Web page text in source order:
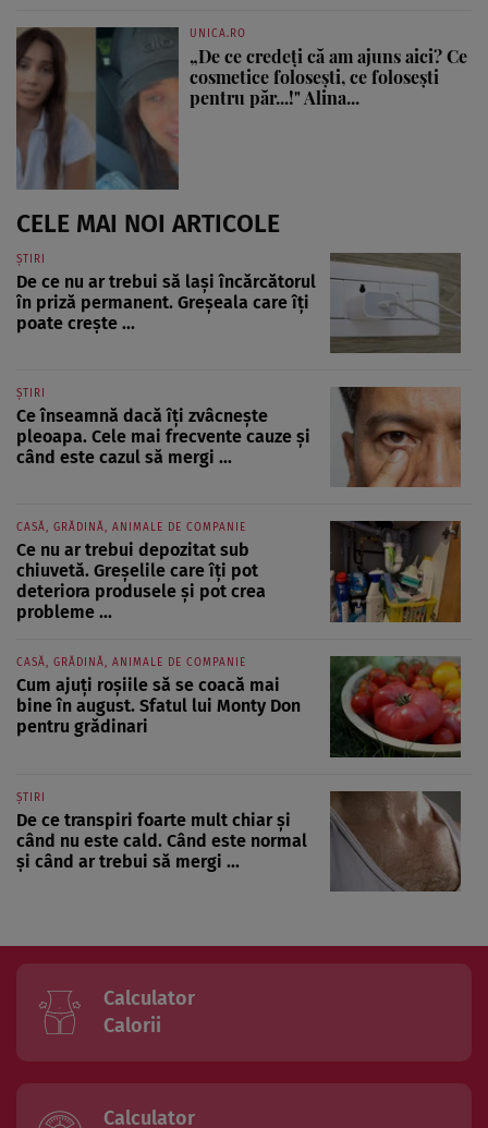
UNICA.RO
„De ce credeți că am ajuns aici? Ce
cosmetice folosești, ce folosești
pentru păr...!" Alina...
CELE MAI NOI ARTICOLE
ȘTIRI
De ce nu ar trebui să lași încărcătorul
în priză permanent. Greșeala care îți
poate crește ...
ȘTIRI
Ce înseamnă dacă îți zvâcnește
pleoapa. Cele mai frecvente cauze și
când este cazul să mergi ...
CASĂ, GRĂDINĂ, ANIMALE DE COMPANIE
Ce nu ar trebui depozitat sub
chiuvetă. Greșelile care îți pot
deteriora produsele și pot crea
probleme ...
CASĂ, GRĂDINĂ, ANIMALE DE COMPANIE
Cum ajuți roșiile să se coacă mai
bine în august. Sfatul lui Monty Don
pentru grădinari
ȘTIRI
De ce transpiri foarte mult chiar și
când nu este cald. Când este normal
și când ar trebui să mergi ...
Calculator
Calorii
Calculator